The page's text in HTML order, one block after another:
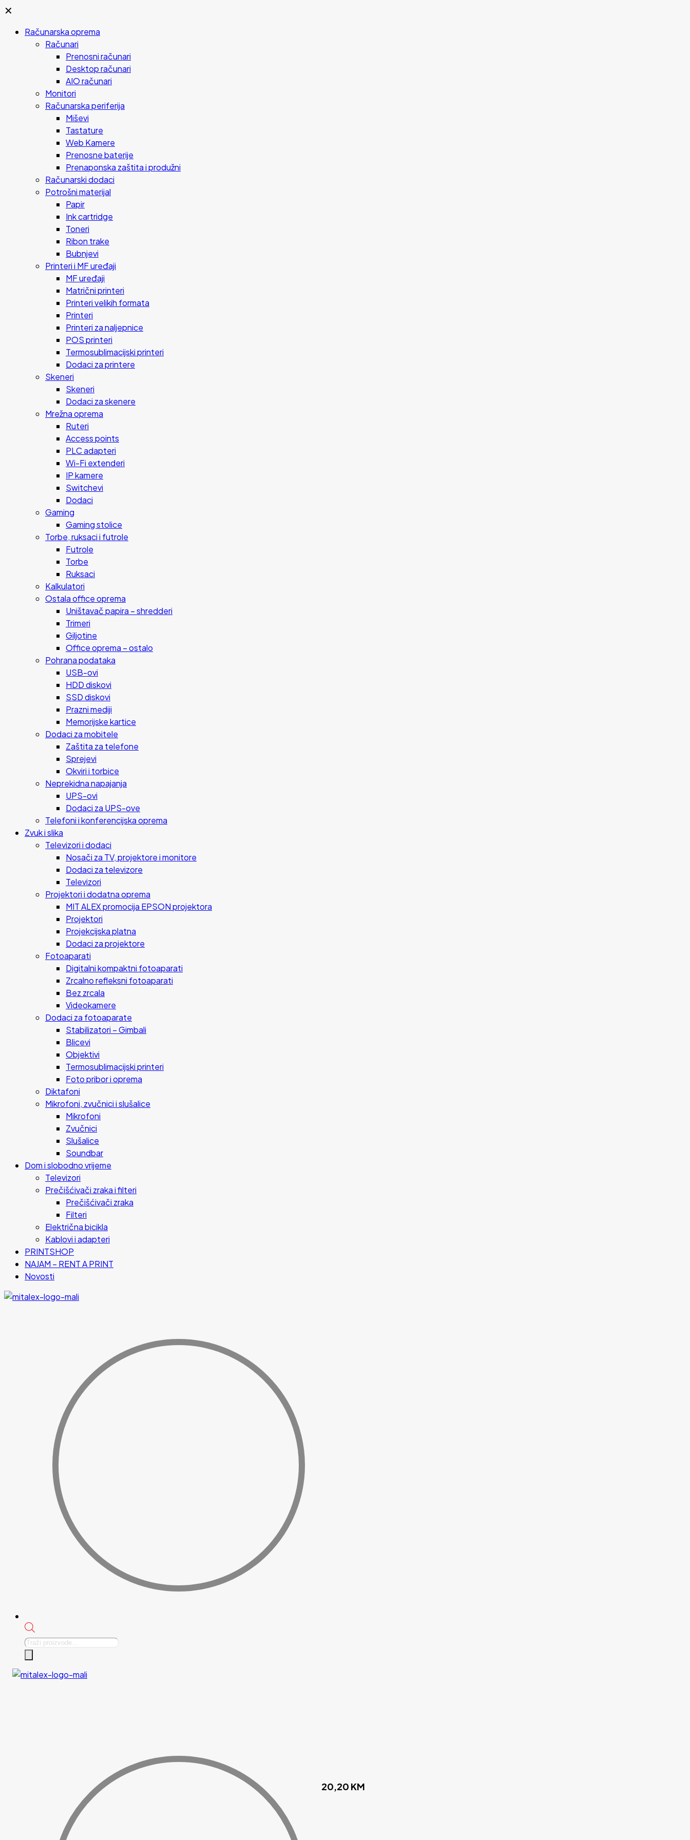
✕
Računarska oprema
Računari
Prenosni računari
Desktop računari
AIO računari
Monitori
Računarska periferija
Miševi
Tastature
Web Kamere
Prenosne baterije
Prenaponska zaštita i produžni
Računarski dodaci
Potrošni materijal
Papir
Ink cartridge
Toneri
Ribon trake
Bubnjevi
Printeri i MF uređaji
MF uređaji
Matrični printeri
Printeri velikih formata
Printeri
Printeri za naljepnice
POS printeri
Termosublimacijski printeri
Dodaci za printere
Skeneri
Skeneri
Dodaci za skenere
Mrežna oprema
Ruteri
Access points
PLC adapteri
Wi-Fi extenderi
IP kamere
Switchevi
Dodaci
Gaming
Gaming stolice
Torbe, ruksaci i futrole
Futrole
Torbe
Ruksaci
Kalkulatori
Ostala office oprema
Uništavač papira – shredderi
Trimeri
Giljotine
Office oprema – ostalo
Pohrana podataka
USB-ovi
HDD diskovi
SSD diskovi
Prazni mediji
Memorijske kartice
Dodaci za mobitele
Zaštita za telefone
Sprejevi
Okviri i torbice
Neprekidna napajanja
UPS-ovi
Dodaci za UPS-ove
Telefoni i konferencijska oprema
Zvuk i slika
Televizori i dodaci
Nosači za TV, projektore i monitore
Dodaci za televizore
Televizori
Projektori i dodatna oprema
MIT ALEX promocija EPSON projektora
Projektori
Projekcijska platna
Dodaci za projektore
Fotoaparati
Digitalni kompaktni fotoaparati
Zrcalno refleksni fotoaparati
Bez zrcala
Videokamere
Dodaci za fotoaparate
Stabilizatori – Gimbali
Blicevi
Objektivi
Termosublimacijski printeri
Foto pribor i oprema
Diktafoni
Mikrofoni, zvučnici i slušalice
Mikrofoni
Zvučnici
Slušalice
Soundbar
Dom i slobodno vrijeme
Televizori
Prečišćivači zraka i filteri
Prečišćivači zraka
Filteri
Električna bicikla
Kablovi i adapteri
PRINTSHOP
NAJAM – RENT A PRINT
Novosti
Products
search
20,20 KM